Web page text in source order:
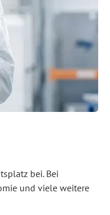
bei. Bei
und viele weitere